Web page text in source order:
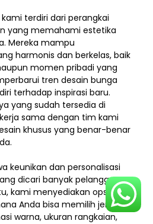
terdiri dari perangkai
yang memahami estetika
Mereka mampu
harmonis dan berkelas, baik
momen pribadi yang
tren desain bunga
terhadap inspirasi baru.
yang sudah tersedia di
sama dengan tim kami
khusus yang benar-benar
keunikan dan personalisasi
dicari banyak pelanggan
kami menyediakan opsi
Anda bisa memilih jenis
warna, ukuran rangkaian,